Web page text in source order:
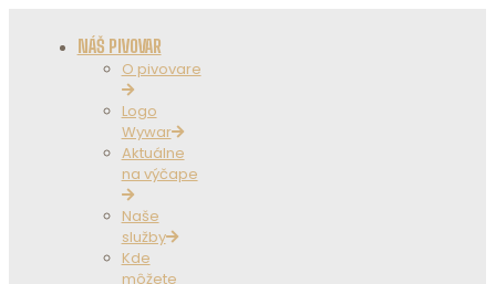
NÁŠ PIVOVAR
O pivovare
Logo
Wywar
Aktuálne
na výčape
Naše
služby
Kde
môžete